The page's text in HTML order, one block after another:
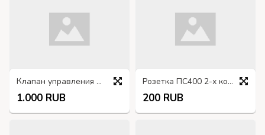
Клапан управления ПЖБ 131-1015740-Б
1.000 RUB
Розетка ПС400 2-х контактная
200 RUB